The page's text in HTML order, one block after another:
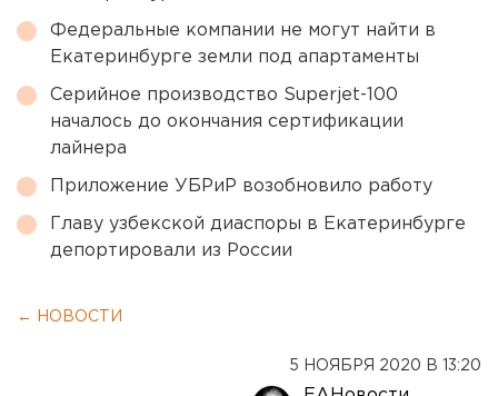
Федеральные компании не могут найти в
Екатеринбурге земли под апартаменты
Серийное производство Superjet-100
началось до окончания сертификации
лайнера
Приложение УБРиР возобновило работу
Главу узбекской диаспоры в Екатеринбурге
депортировали из России
← НОВОСТИ
5 НОЯБРЯ 2020 В 13:20